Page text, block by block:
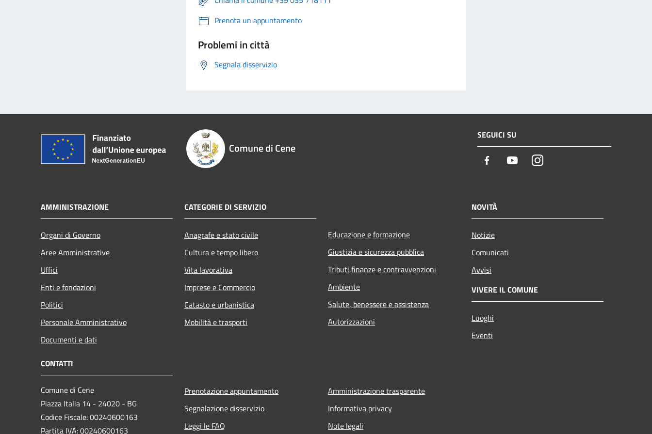
Prenota un appuntamento
Problemi in città
Segnala disservizio
Comune di Cene
SEGUICI SU
Facebook YoutubeInstagram
AMMINISTRAZIONE
Organi di Governo
Aree Amministrative
Uffici
Enti e fondazioni
Politici
Personale Amministrativo
Documenti e dati
CATEGORIE DI SERVIZIO
Anagrafe e stato civile
Cultura e tempo libero
Vita lavorativa
Imprese e Commercio
Catasto e urbanistica
Mobilità e trasporti
Educazione e formazione
Giustizia e sicurezza pubblica
Tributi,finanze e contravvenzioni
Ambiente
Salute, benessere e assistenza
Autorizzazioni
NOVITÀ
Notizie
Comunicati
Avvisi
VIVERE IL COMUNE
Luoghi
Eventi
CONTATTI
Comune di Cene
Piazza Italia 14 - 24020 - BG
Codice Fiscale: 00240600163
Partita IVA: 00240600163
Prenotazione appuntamento
Segnalazione disservizio
Leggi le FAQ
Amministrazione trasparente
Informativa privacy
Note legali